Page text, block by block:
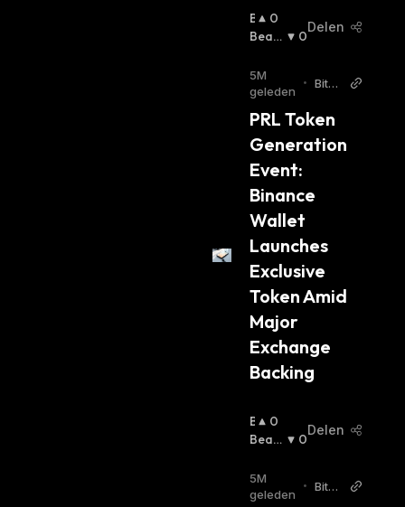
B
U
I
S
:
0
Beari
0
Delen
5M
geleden
• Bitco
orld
PRL Token
Generation
Event:
Binance
Wallet
Launches
Exclusive
Token Amid
Major
Exchange
Backing
B
U
I
S
0
Beari
0
Delen
5M
geleden
• Bitco